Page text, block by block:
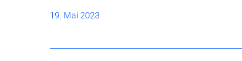
19. Mai 2023